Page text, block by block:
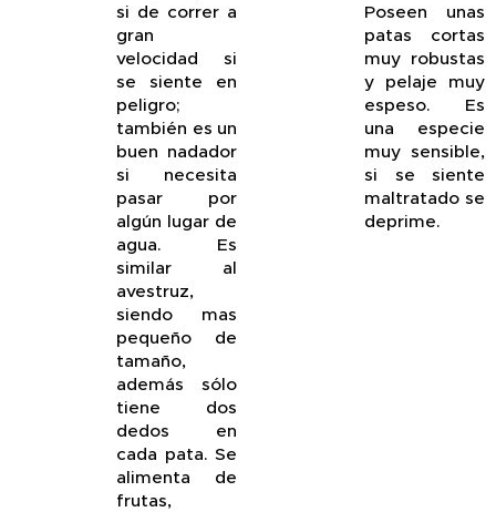
si de correr a
gran
velocidad si
se siente en
peligro;
también es un
buen nadador
si necesita
pasar por
algún lugar de
agua. Es
similar al
avestruz,
siendo mas
pequeño de
tamaño,
además sólo
tiene dos
dedos en
cada pata. Se
alimenta de
frutas,
Poseen unas
patas cortas
muy robustas
y pelaje muy
espeso. Es
una especie
muy sensible,
si se siente
maltratado se
deprime.